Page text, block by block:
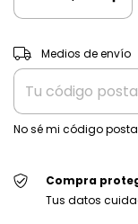
Entregas para el CP:
Medios de envío
No sé mi código
Compra
Tus datos